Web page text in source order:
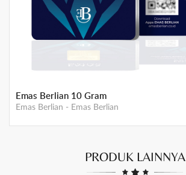
Emas Berlian 25 Gram
Emas Berlian - Emas Berlian
PRODUK LAINNYA